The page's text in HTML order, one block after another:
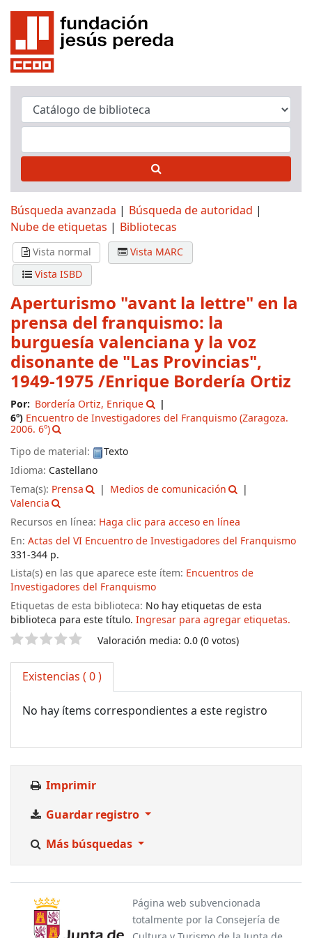
Búsqueda avanzada
Búsqueda de autoridad
Nube de etiquetas
Bibliotecas
Vista normal
Vista MARC
Vista ISBD
Aperturismo "avant la lettre" en la
prensa del franquismo: la
burguesía valenciana y la voz
disonante de "Las Provincias",
1949-1975/Enrique Bordería Ortiz
Por: Bordería Ortiz, Enrique
6º) Encuentro de Investigadores del Franquismo(Zaragoza.
2006. 6º)
Tipo de material:
Texto
Idioma: Castellano
Tema(s): Prensa
Medios de comunicación
Valencia
Recursos en línea: Haga clic para acceso en línea
En: Actas del VI Encuentro de Investigadores del Franquismo
331-344 p.
Lista(s) en las que aparece este ítem: Encuentros de
Investigadores del Franquismo
Etiquetas de esta biblioteca: No hay etiquetas de esta
biblioteca para este título. Ingresar para agregar etiquetas.
Valoración Valoración media: 0.0 (0 votos)
Existencias ( 0 )
No hay ítems correspondientes a este registro
Imprimir
Guardar registro
Más búsquedas
Página web subvencionada
totalmente por la Consejería de